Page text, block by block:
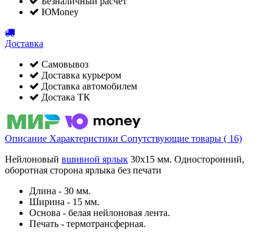
ЮMoney
Доставка
Самовывоз
Доставка курьером
Доставка автомобилем
Достака ТК
Описание Характеристики Сопутствующие товары ( 16)
Нейлоновый вшивной ярлык 30х15 мм. Односторонний,
оборотная сторона ярлыка без печати
Длина - 30 мм.
Ширина - 15 мм.
Основа - белая нейлоновая лента.
Печать - термотрансферная.